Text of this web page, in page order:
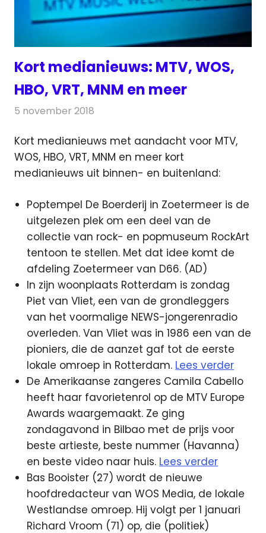
Kort medianieuws: MTV, WOS,
HBO, VRT, MNM en meer
5 november 2018
Kort medianieuws met aandacht voor MTV,
WOS, HBO, VRT, MNM en meer kort
medianieuws uit binnen- en buitenland:
Poptempel De Boerderij in Zoetermeer is de
uitgelezen plek om een deel van de
collectie van rock- en popmuseum RockArt
tentoon te stellen. Met dat idee komt de
afdeling Zoetermeer van D66. (AD)
In zijn woonplaats Rotterdam is zondag
Piet van Vliet, een van de grondleggers
van het voormalige NEWS-jongerenradio
overleden. Van Vliet was in 1986 een van de
pioniers, die de aanzet gaf tot de eerste
lokale omroep in Rotterdam. Lees verder
De Amerikaanse zangeres Camila Cabello
heeft haar favorietenrol op de MTV Europe
Awards waargemaakt. Ze ging
zondagavond in Bilbao met de prijs voor
beste artieste, beste nummer (Havanna)
en beste video naar huis. Lees verder
Bas Booister (27) wordt de nieuwe
hoofdredacteur van WOS Media, de lokale
Westlandse omroep. Hij volgt per 1 januari
Richard Vroom (71) op, die (politiek)